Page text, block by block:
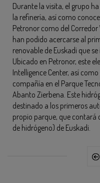
Durante la visita, el grupo
la refinería, así como
Petronor como del Corredor
han podido acercarse al
renovable de Euskadi que
Ubicado en Petronor, este
Intelligence Center, así
compañía en el Parque
Abanto Zierbena. Este
destinado a los primeros
propio parque, que
de hidrógeno) de Euskadi.